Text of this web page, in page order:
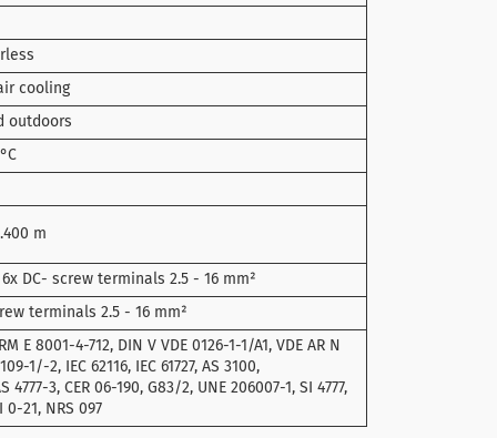
cooling
outdoors
m
6x DC- screw terminals 2.5 - 16 mm²
terminals 2.5 - 16 mm²
E 8001-4-712, DIN V VDE 0126-1-1/A1, VDE AR N
1/-2, IEC 62116, IEC 61727, AS 3100,
4777-3, CER 06-190, G83/2, UNE 206007-1, SI 4777,
0-21, NRS 097